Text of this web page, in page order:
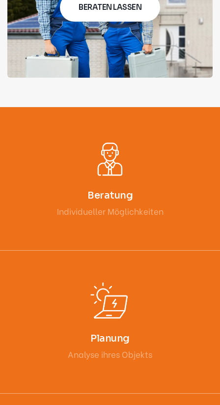
BERATEN LASSEN
Beratung
Individueller Möglichkeiten
Planung
Analyse ihres Objekts